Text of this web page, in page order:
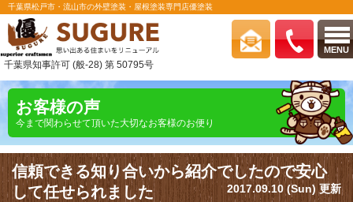
MENU
千葉県松戸市・流山市の外壁塗装・屋根塗装専門店優塗装
千葉県知事許可 (般-28) 第 50795号
お客様の声
今まで関わらせて頂いた大切なお客様のお便り
信頼できる知り合いから紹介でしたので安心
して任せられました
2017.09.10 (Sun) 更新